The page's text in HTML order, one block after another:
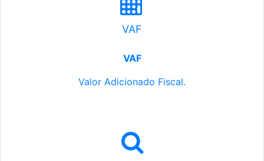
VAF
VAF
Valor Adicionado Fiscal.